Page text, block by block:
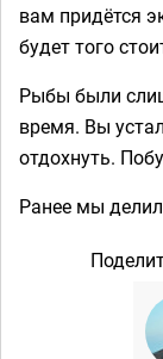
вам придётся
будет того
Рыбы были
время. Вы
отдохнуть.
Ранее мы